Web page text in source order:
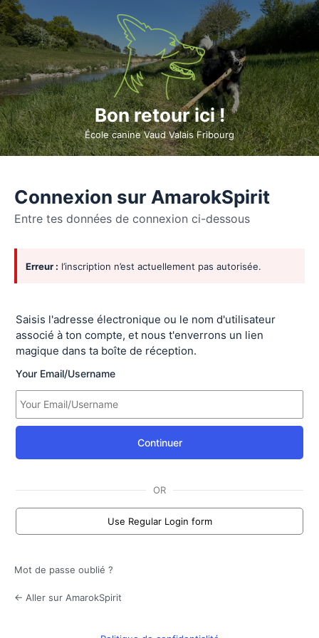
Connexion sur AmarokSpirit
Entre tes données de connexion ci-dessous
Se
connecter
Erreur : l’inscription n’est actuellement pas autorisée.
Saisis l'adresse électronique ou le nom d'utilisateur
associé à ton compte, et nous t'enverrons un lien
magique dans ta boîte de réception.
Your Email/Username
Continuer
OR
Use Regular Login form
Mot de passe oublié ?
← Aller sur AmarokSpirit
Bon retour ici !
École canine Vaud Valais Fribourg